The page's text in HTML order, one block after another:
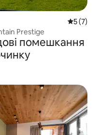
Середня
5 (7)
Prestige
помешкання